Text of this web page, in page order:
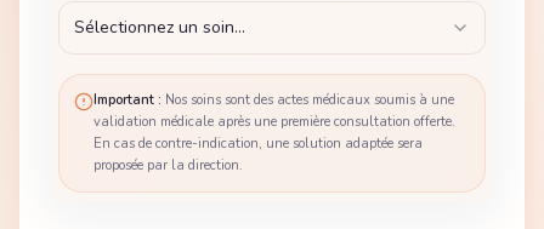
Sélectionnez un soin...
Important : Nos soins sont des actes médicaux soumis à une
validation médicale après une première consultation offerte.
En cas de contre-indication, une solution adaptée sera
proposée par la direction.